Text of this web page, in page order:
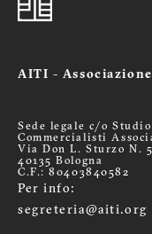
AITI -
Sede legale c/o
Commercialisti
Via Don L. Sturzo N.
40135 Bologna
C.F.: 80403840582
Per info:
segreteria@aiti.org